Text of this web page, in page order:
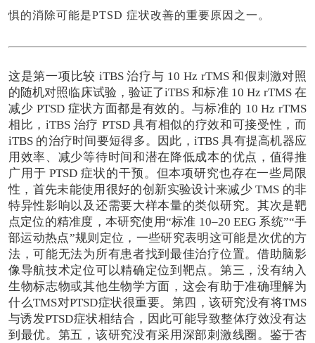
惧的消除可能是PTSD 症状改善的重要原因之一。
这是第一项比较 iTBS 治疗与 10 Hz rTMS 和假刺激对照
的随机对照临床试验，验证了iTBS 和标准 10 Hz rTMS 在
减少 PTSD 症状方面都是有效的。与标准的 10 Hz rTMS
相比，iTBS 治疗 PTSD 具有相似的疗效和可接受性，而
iTBS 的治疗时间要短得多。因此， iTBS 具有提高机器应
用效率、减少等待时间和潜在降低成本的优点，值得推
广用于 PTSD 症状的干预。 但本项研究也存在一些局限
性， 首先未能使用很好的创新实验设计来减少 TMS 的非
特异性影响以及还需要大样本量的类似研究。其次是靶
点定位的精准度，本研究使用“标准 10–20 EEG 系统”“手
部运动热点”规则定位，一些研究表明这可能是次优的方
法，可能无法为所有患者找到最佳治疗位置。借助脑影
像导航技术定位可以精确定位到靶点。第三，没有纳入
生物标志物或其他生物学方面，这会有助于准确理解为
什么TMS对PTSD症状很重要。第四，该研究没有将TMS
与诱发PTSD症状相结合，因此可能导致整体疗效没有达
到最优。第五，该研究没有采用深部刺激线圈。鉴于杏